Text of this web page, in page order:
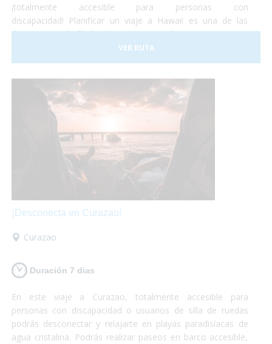
¡totalmente accesible para personas con
discapacidad! Planificar un viaje a Hawaii es una de las
decisiones más fáciles de tomar... Simplemente porque es
un lugar increíble que permite cualquier tipo de
experiencia. Todo esto, de la mano de una cultura antigua
¡una experiencia única e inolvidable!
VER RUTA
¡Desconecta en Curazao!
Curazao
Duración 7 dias
En este viaje a Curazao, totalmente accesible para
personas con discapacidad o usuarios de silla de ruedas
podrás desconectar y relajarte en playas paradisíacas de
agua cristalina. Podrás realizar paseos en barco accesible,